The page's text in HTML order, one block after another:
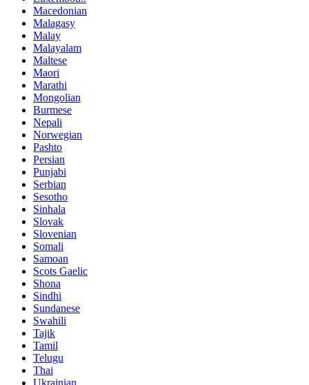
Macedonian
Malagasy
Malay
Malayalam
Maltese
Maori
Marathi
Mongolian
Burmese
Nepali
Norwegian
Pashto
Persian
Punjabi
Serbian
Sesotho
Sinhala
Slovak
Slovenian
Somali
Samoan
Scots Gaelic
Shona
Sindhi
Sundanese
Swahili
Tajik
Tamil
Telugu
Thai
Ukrainian